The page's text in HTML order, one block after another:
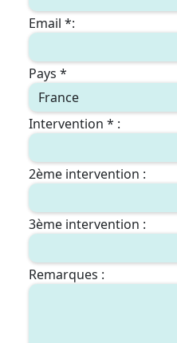
Email *:
Pays *
Intervention * :
2ème intervention :
3ème intervention :
Remarques :